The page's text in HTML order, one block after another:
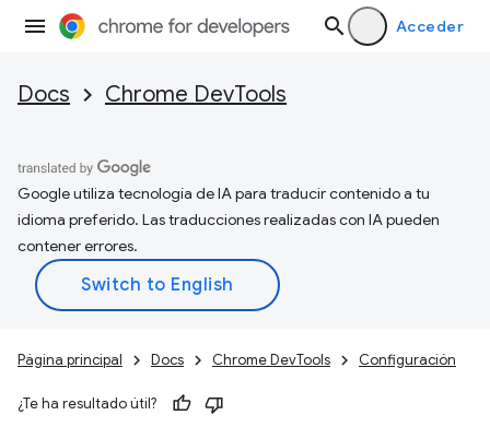
Acceder
Docs Chrome DevTools
Google utiliza tecnología de IA para traducir contenido a tu
idioma preferido. Las traducciones realizadas con IA pueden
contener errores.
Página principal Docs Chrome DevTools Configuración
¿Te ha resultado útil?